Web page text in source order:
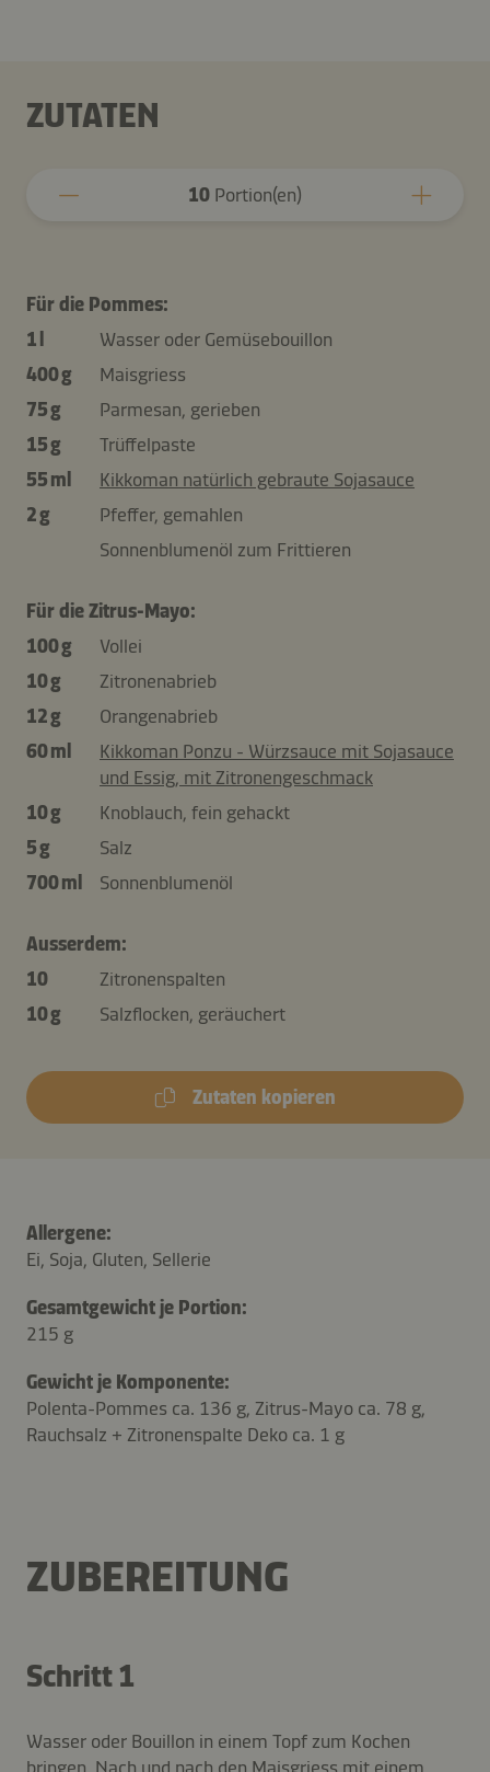
ZUTATEN
10 Portion(en)
Für die Pommes:
1 l
Wasser oder Gemüsebouillon
400 g
Maisgriess
75 g
Parmesan, gerieben
15 g
Trüffelpaste
55 ml
Kikkoman natürlich gebraute Sojasauce
2 g
Pfeffer, gemahlen
Sonnenblumenöl zum Frittieren
Für die Zitrus-Mayo:
100 g
Vollei
10 g
Zitronenabrieb
12 g
Orangenabrieb
60 ml
Kikkoman Ponzu - Würzsauce mit Sojasauce
und Essig, mit Zitronengeschmack
10 g
Knoblauch, fein gehackt
5 g
Salz
700 ml
Sonnenblumenöl
Ausserdem:
10
Zitronenspalten
10 g
Salzflocken, geräuchert
Zutaten kopieren
Allergene:
Ei, Soja, Gluten, Sellerie
Gesamtgewicht je Portion:
215 g
Gewicht je Komponente:
Polenta-Pommes ca. 136 g, Zitrus-Mayo ca. 78 g,
Rauchsalz + Zitronenspalte Deko ca. 1 g
ZUBEREITUNG
Schritt 1
Wasser oder Bouillon in einem Topf zum Kochen
bringen. Nach und nach den Maisgriess mit einem